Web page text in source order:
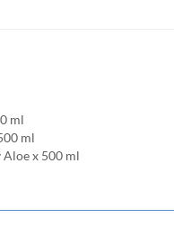
ml
ml
Aloe x 500 ml